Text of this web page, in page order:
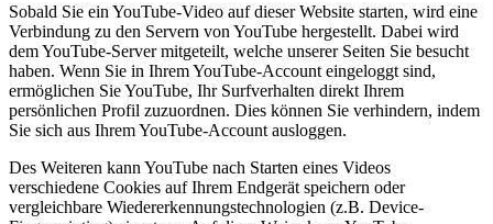
Sobald Sie ein YouTube-Video auf dieser Website starten, wird eine
Verbindung zu den Servern von YouTube hergestellt. Dabei wird
dem YouTube-Server mitgeteilt, welche unserer Seiten Sie besucht
haben. Wenn Sie in Ihrem YouTube-Account eingeloggt sind,
ermöglichen Sie YouTube, Ihr Surfverhalten direkt Ihrem
persönlichen Profil zuzuordnen. Dies können Sie verhindern, indem
Sie sich aus Ihrem YouTube-Account ausloggen.
Des Weiteren kann YouTube nach Starten eines Videos
verschiedene Cookies auf Ihrem Endgerät speichern oder
vergleichbare Wiedererkennungstechnologien (z.B. Device-